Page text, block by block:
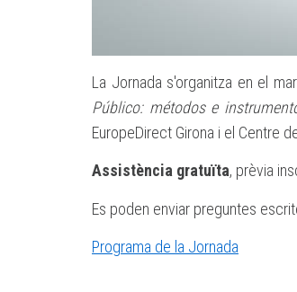
La Jornada s'organitza en el
Público: métodos e
EuropeDirect Girona i el Centre
Assistència gratuïta, prèvia
Es poden enviar preguntes
Programa de la Jornada